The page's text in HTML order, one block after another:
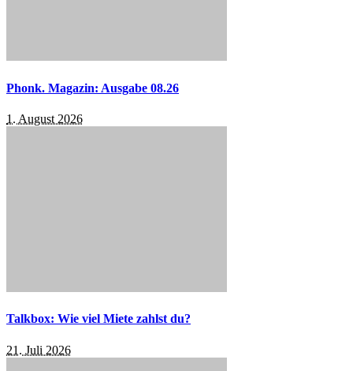
Phonk. Magazin: Ausgabe 08.26
1. August 2026
Talkbox: Wie viel Miete zahlst du?
21. Juli 2026